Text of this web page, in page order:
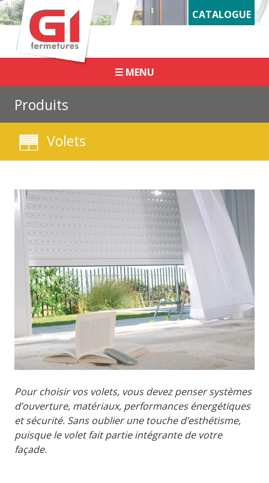
☰ MENU
CATALOGUE
Produits
Volets
Pour choisir vos volets, vous devez penser systèmes
d’ouverture, matériaux, performances énergétiques
et sécurité. Sans oublier une touche d’esthétisme,
puisque le volet fait partie intégrante de votre
façade.
Panneau de gestion des cookies